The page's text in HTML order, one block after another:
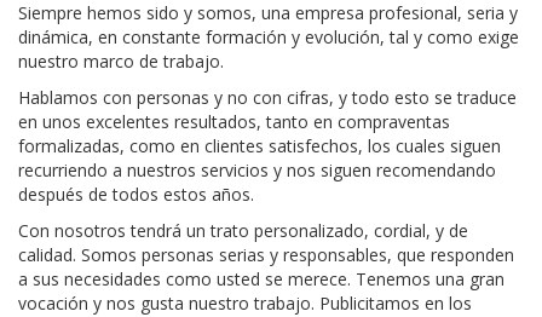
Siempre hemos sido y somos, una empresa profesional, seria y
dinámica, en constante formación y evolución, tal y como exige
nuestro marco de trabajo.
Hablamos con personas y no con cifras, y todo esto se traduce
en unos excelentes resultados, tanto en compraventas
formalizadas, como en clientes satisfechos, los cuales siguen
recurriendo a nuestros servicios y nos siguen recomendando
después de todos estos años.
Con nosotros tendrá un trato personalizado, cordial, y de
calidad. Somos personas serias y responsables, que responden
a sus necesidades como usted se merece. Tenemos una gran
vocación y nos gusta nuestro trabajo. Publicitamos en los